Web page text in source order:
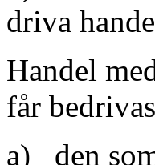
driva
Handel
får
a) den